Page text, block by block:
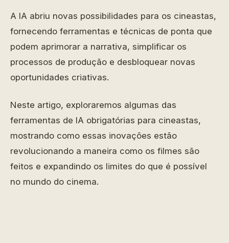
A IA abriu novas possibilidades para os cineastas,
fornecendo ferramentas e técnicas de ponta que
podem aprimorar a narrativa, simplificar os
processos de produção e desbloquear novas
oportunidades criativas.
Neste artigo, exploraremos algumas das
ferramentas de IA obrigatórias para cineastas,
mostrando como essas inovações estão
revolucionando a maneira como os filmes são
feitos e expandindo os limites do que é possível
no mundo do cinema.